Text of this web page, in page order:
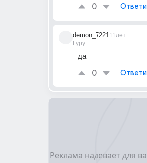
0
demon_7221
Гуру
11лет
да
0